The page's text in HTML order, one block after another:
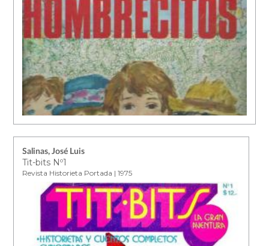
Salinas, José Luis
Tit-bits Nº1
Revista Historieta Portada | 1975